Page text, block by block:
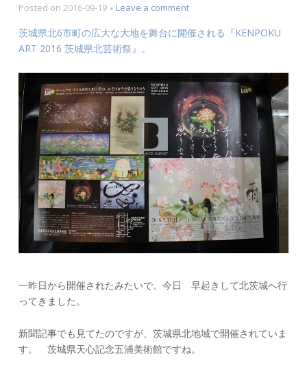
Posted on 2016-09-19 Leave a commenton
Lab×
県
北
芸
術
祭
チ
ー
ム
ラ
ボ
の
展
示
行
た
よ
茨城県北6市町の広大な大地を舞台に開催される『KENPOKU
ART 2016 茨城県北芸術祭』。
一昨日から開催されたみたいで、今日 早起きして北茨城へ行
ってきました。
新聞記事でも見てたのですが、茨城県北地域で開催されていま
す。 茨城県天心記念五浦美術館ですね。